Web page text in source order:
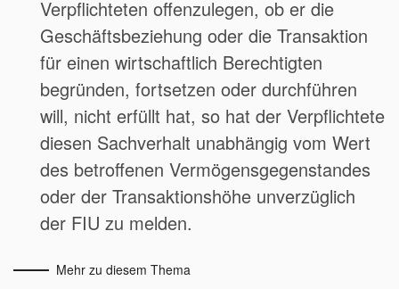
Verpflichteten offenzulegen, ob er die
Geschäftsbeziehung oder die Transaktion
für einen wirtschaftlich Berechtigten
begründen, fortsetzen oder durchführen
will, nicht erfüllt hat, so hat der Verpflichtete
diesen Sachverhalt unabhängig vom Wert
des betroffenen Vermögensgegenstandes
oder der Transaktionshöhe unverzüglich
der FIU zu melden.
Mehr zu diesem Thema